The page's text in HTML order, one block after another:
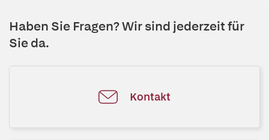
Haben Sie Fragen? Wir sind jederzeit für
Sie da.
Kontakt